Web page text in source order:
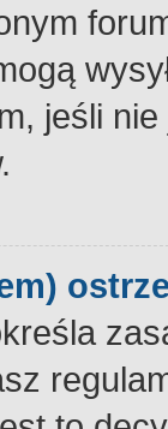
jeśli